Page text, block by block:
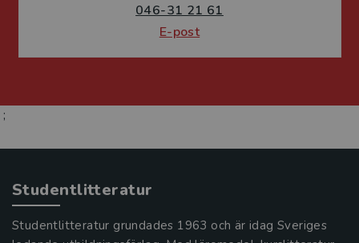
046-31 21 61
E-post
;
Studentlitteratur
Studentlitteratur grundades 1963 och är idag Sveriges